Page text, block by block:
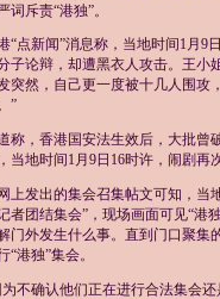
词斥责“港独”。
“点新闻”消息称，当地时间1月9
子论辩，却遭黑衣人攻击。王小
突然，自己更一度被十几人围攻
”
称，香港国安法生效后，大批曾
当地时间1月9日16时许，闹剧再
上发出的集会召集帖文可知，当
者团结集会”，现场画面可见“港
门外发生什么事。直到门口聚集
“港独”集会。
为不确认他们正在进行合法集会